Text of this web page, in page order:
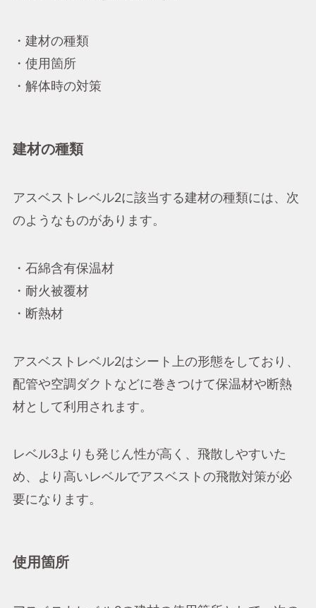
・建材の種類
・使用箇所
・解体時の対策
建材の種類
アスベストレベル2に該当する建材の種類には、次
のようなものがあります。
・石綿含有保温材
・耐火被覆材
・断熱材
アスベストレベル2はシート上の形態をしており、
配管や空調ダクトなどに巻きつけて保温材や断熱
材として利用されます。
レベル3よりも発じん性が高く、飛散しやすいた
め、より高いレベルでアスベストの飛散対策が必
要になります。
使用箇所